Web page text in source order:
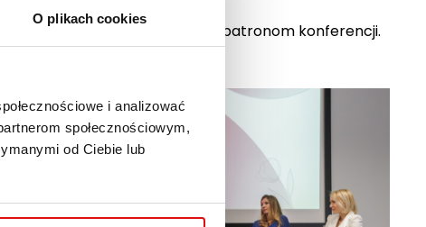
O plikach cookies
i analizować
społecznościowym,
od Ciebie lub
technologicznym oraz patronom konferencji.